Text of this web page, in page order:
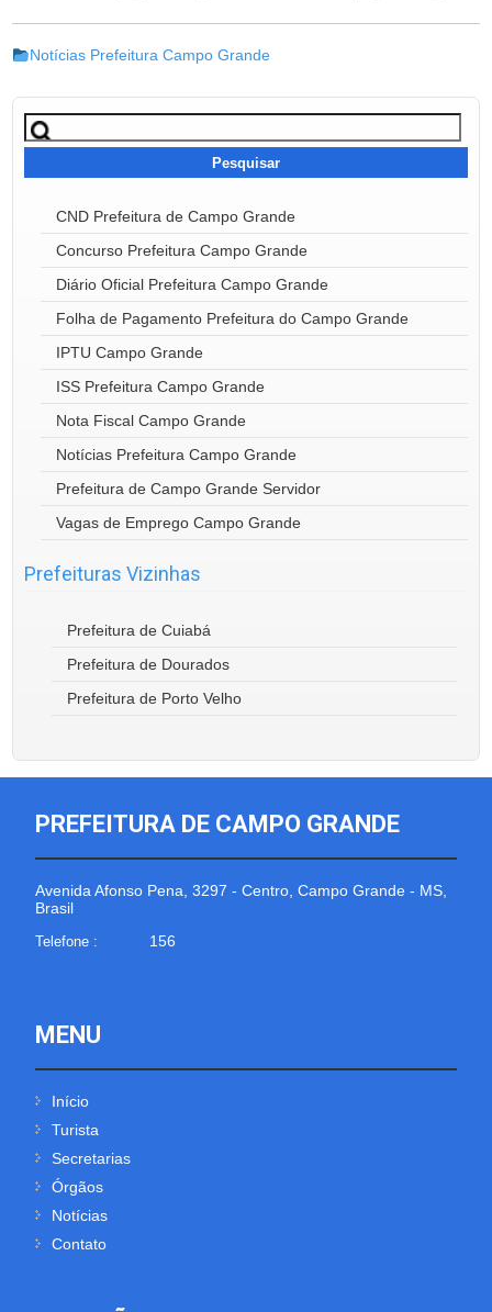
Notícias Prefeitura Campo Grande
Pesquisar
por:
CND Prefeitura de Campo Grande
Concurso Prefeitura Campo Grande
Diário Oficial Prefeitura Campo Grande
Folha de Pagamento Prefeitura do Campo Grande
IPTU Campo Grande
ISS Prefeitura Campo Grande
Nota Fiscal Campo Grande
Notícias Prefeitura Campo Grande
Prefeitura de Campo Grande Servidor
Vagas de Emprego Campo Grande
Prefeituras Vizinhas
Prefeitura de Cuiabá
Prefeitura de Dourados
Prefeitura de Porto Velho
PREFEITURA DE CAMPO GRANDE
Avenida Afonso Pena, 3297 - Centro, Campo Grande - MS,
Brasil
Telefone : 156
MENU
Início
Turista
Secretarias
Órgãos
Notícias
Contato